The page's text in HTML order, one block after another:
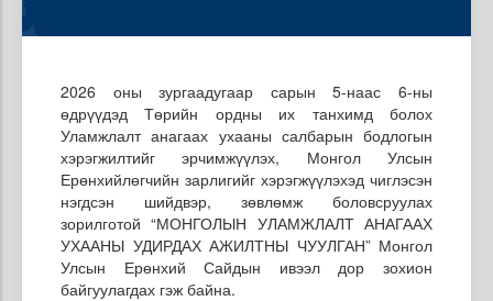
2026 оны зургаадугаар сарын 5-наас 6-ны
өдрүүдэд Төрийн ордны их танхимд болох
Уламжлалт анагаах ухааны салбарын бодлогын
хэрэгжилтийг эрчимжүүлэх, Монгол Улсын
Ерөнхийлөгчийн зарлигийг хэрэгжүүлэхэд чиглэсэн
нэгдсэн шийдвэр, зөвлөмж боловсруулах
зорилготой “МОНГОЛЫН УЛАМЖЛАЛТ АНАГААХ
УХААНЫ УДИРДАХ АЖИЛТНЫ ЧУУЛГАН” Монгол
Улсын Ерөнхий Сайдын ивээл дор зохион
байгуулагдах гэж байна.